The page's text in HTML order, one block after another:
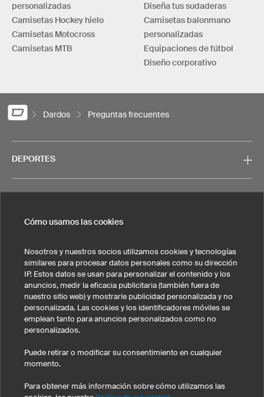
personalizadas
Camisetas Hockey hielo
Camisetas Motocross
Camisetas MTB
Diseña tus sudaderas
Camisetas balonmano
personalizadas
Equipaciones de fútbol
Diseño corporativo
Dardos Preguntas frecuentes
DEPORTES
Estados Unidos
Nota legal Política de privacidad
Cookies y seguimiento
Condiciones generales de venta
Cómo usamos las cookies
Nosotros y nuestros socios utilizamos cookies y tecnologías
similares para procesar datos personales como su dirección
IP. Estos datos se usan para personalizar el contenido y los
anuncios, medir la eficacia publicitaria (también fuera de
nuestro sitio web) y mostrarle publicidad personalizada y no
personalizada. Las cookies y los identificadores móviles se
emplean tanto para anuncios personalizados como no
personalizados.
Puede retirar o modificar su consentimiento en cualquier
momento.
Para obtener más información sobre cómo utilizamos las